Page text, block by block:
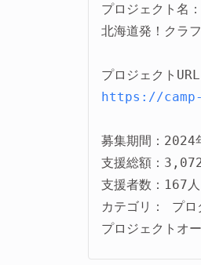
プロジェクト名：
北海道発！クラ
https://
募集期間：2024
支援総額：
支援者数：167人
カテゴリ： プロ
プロジェクトオ